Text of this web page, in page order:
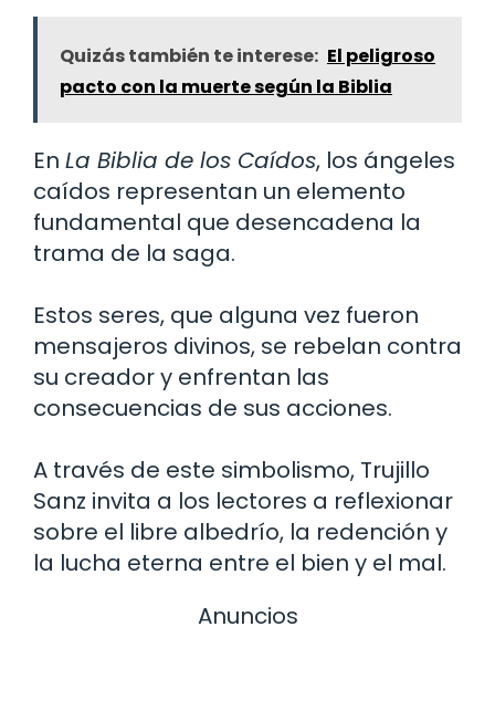
Quizás también te interese: El peligroso
pacto con la muerte según la Biblia
En La Biblia de los Caídos, los ángeles
caídos representan un elemento
fundamental que desencadena la
trama de la saga.
Estos seres, que alguna vez fueron
mensajeros divinos, se rebelan contra
su creador y enfrentan las
consecuencias de sus acciones.
A través de este simbolismo, Trujillo
Sanz invita a los lectores a reflexionar
sobre el libre albedrío, la redención y
la lucha eterna entre el bien y el mal.
Anuncios